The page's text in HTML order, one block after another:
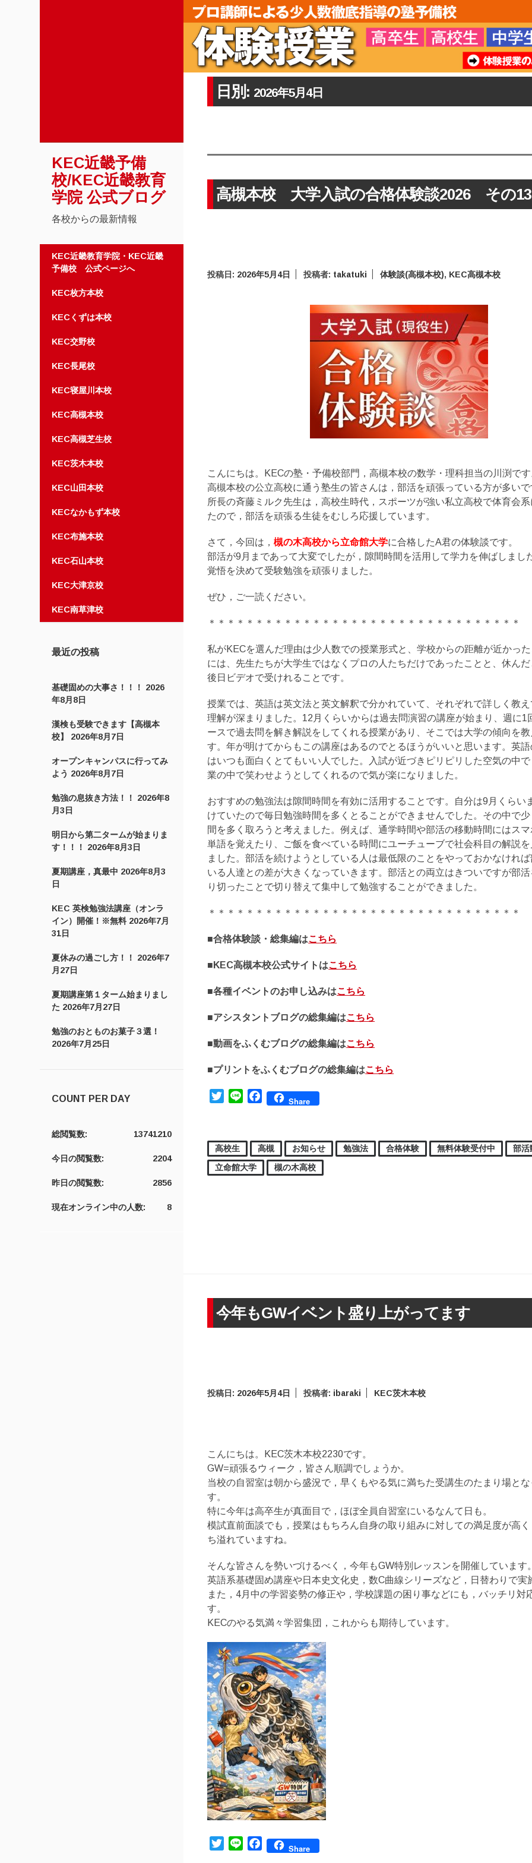
KEC近畿予備
校/KEC近畿教育
学院 公式ブログ
各校からの最新情報
コンテンツへスキップ
KEC近畿教育学院・KEC近畿
予備校 公式ページへ
KEC枚方本校
KECくずは本校
KEC交野校
KEC長尾校
KEC寝屋川本校
KEC高槻本校
KEC高槻芝生校
KEC茨木本校
KEC山田本校
KECなかもず本校
KEC布施本校
KEC石山本校
KEC大津京校
KEC南草津校
最近の投稿
基礎固めの大事さ！！！
2026
年8月8日
漢検も受験できます【高槻本
校】
2026年8月7日
オープンキャンパスに行ってみ
よう 2026年8月7日
勉強の息抜き方法！！
2026年8
月3日
明日から第二タームが始まりま
す！！！
2026年8月3日
夏期講座，真最中 2026年8月3
日
KEC 英検勉強法講座（オンラ
イン）開催！※無料 2026年7月
31日
夏休みの過ごし方！！
2026年7
月27日
夏期講座第１ターム始まりまし
た 2026年7月27日
勉強のおとものお菓子３選！
2026年7月25日
COUNT PER DAY
13741210
総閲覧数:
2204
今日の閲覧数:
2856
昨日の閲覧数:
8
現在オンライン中の人数:
日別: 2026年5月4日
高槻本校 大学入試の合格体験談2026 その13
投稿日: 2026年5月4日 投稿者: takatuki 体験談(高槻本校), KEC高槻本校
こんにちは。KECの塾・予備校部門，高槻本校の数学・理科担当の川渕で
高槻本校の公立高校に通う塾生の皆さんは，部活を頑張っている方が多い
所長の斉藤ミルク先生は，高校生時代，スポーツが強い私立高校で体育会
たので，部活を頑張る生徒をむしろ応援しています。
さて，今回は，槻の木高校から立命館大学に合格したA君の体験談です。
部活が9月まであって大変でしたが，隙間時間を活用して学力を伸ばしまし
覚悟を決めて受験勉強を頑張りました。
ぜひ，ご一読ください。
＊＊＊＊＊＊＊＊＊＊＊＊＊＊＊＊＊＊＊＊＊＊＊＊＊＊＊＊＊＊＊＊＊
私がKECを選んだ理由は少人数での授業形式と、学校からの距離が近かっ
には、先生たちが大学生ではなくプロの人たちだけであったことと、休ん
後日ビデオで受けれることです。
授業では、英語は英文法と英文解釈で分かれていて、それぞれで詳しく教
理解が深まりました。12月くらいからは過去問演習の講座が始まり、週に1
ースで過去問を解き解説をしてくれる授業があり、そこでは大学の傾向を
す。年が明けてからもこの講座はあるのでとるほうがいいと思います。英
はいつも面白くとてもいい人でした。入試が近づきピリピリした空気の中
業の中で笑わせようとしてくれるので気が楽になりました。
おすすめの勉強法は隙間時間を有効に活用することです。自分は9月くらい
けていたので毎日勉強時間を多くとることができませんでした。その中で
間を多く取ろうと考えました。例えば、通学時間や部活の移動時間にはス
単語を覚えたり、ご飯を食べている時間にユーチューブで社会科目の解説
ました。部活を続けようとしている人は最低限のことをやっておかなけれ
いる人達との差が大きくなっていきます。部活との両立はきついですが部
り切ったことで切り替えて集中して勉強することができました。
＊＊＊＊＊＊＊＊＊＊＊＊＊＊＊＊＊＊＊＊＊＊＊＊＊＊＊＊＊＊＊＊＊
■合格体験談・総集編はこちら
■KEC高槻本校公式サイトはこちら
■各種イベントのお申し込みはこちら
■アシスタントブログの総集編はこちら
■動画をふくむブログの総集編はこちら
■プリントをふくむブログの総集編はこちら
TwitterLine FacebookShare
高校生 高槻 お知らせ 勉強法 合格体験 無料体験受付中
部活
立命館大学
槻の木高校
今年もGWイベント盛り上がってます
投稿日: 2026年5月4日 投稿者: ibaraki KEC茨木本校
こんにちは。KEC茨木本校2230です。
GW=頑張るウィーク，皆さん順調でしょうか。
当校の自習室は朝から盛況で，早くもやる気に満ちた受講生のたまり場と
す。
特に今年は高卒生が真面目で，ほぼ全員自習室にいるなんて日も。
模試直前面談でも，授業はもちろん自身の取り組みに対しての満足度が高
ち溢れていますね。
そんな皆さんを勢いづけるべく，今年もGW特別レッスンを開催しています
英語系基礎固め講座や日本史文化史，数C曲線シリーズなど，日替わりで実
また，4月中の学習姿勢の修正や，学校課題の困り事などにも，バッチリ対
す。
KECのやる気満々学習集団，これからも期待しています。
TwitterLine FacebookShare